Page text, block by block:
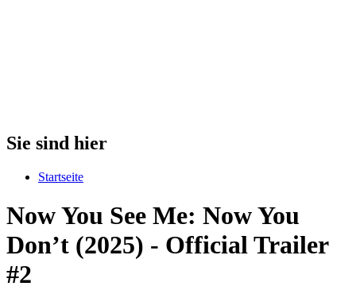
Sie sind hier
Startseite
Now You See Me: Now You
Don’t (2025) - Official Trailer
#2